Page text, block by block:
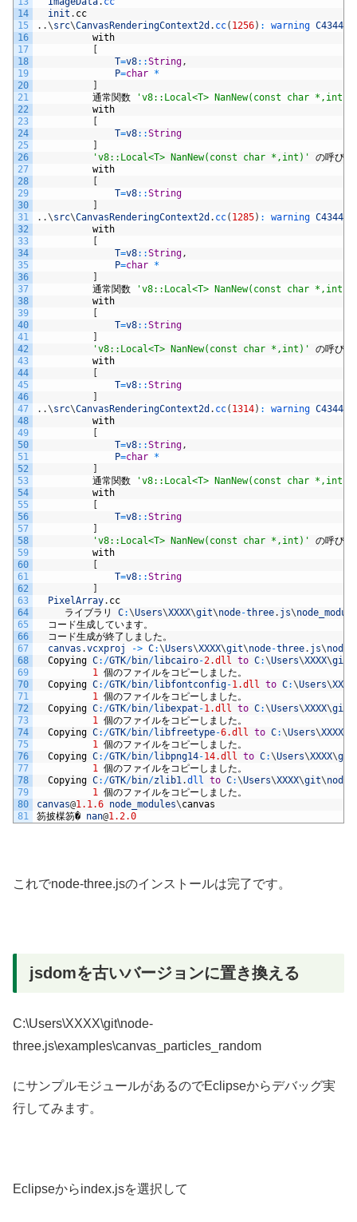
14
15
16
17
18
19
20
21
22
23
24
25
26
27
28
29
30
31
32
33
34
35
36
37
38
39
40
41
42
43
44
45
46
47
48
49
50
51
52
53
54
55
56
57
58
59
60
61
62
63
64
65
66
67
68
69
70
71
72
73
74
75
76
77
78
79
80
81
init . cc
. .\src\CanvasRenderingContext2d . cc( 1256) : warning C4344
with
[
T=v8::String ,
P=char *
]
通常関数
'v8::Local<T> NanNew(const char *,int)'
with
[
T=v8::String
]
'v8::Local<T> NanNew(const char *,int)'
の呼び出
with
[
T=v8::String
]
. .\src\CanvasRenderingContext2d . cc( 1285) : warning C4344
with
[
T=v8::String ,
P=char *
]
通常関数
'v8::Local<T> NanNew(const char *,int)'
with
[
T=v8::String
]
'v8::Local<T> NanNew(const char *,int)'
の呼び出
with
[
T=v8::String
]
. .\src\CanvasRenderingContext2d . cc( 1314) : warning C4344
with
[
T=v8::String ,
P=char *
]
通常関数
'v8::Local<T> NanNew(const char *,int)'
with
[
T=v8::String
]
'v8::Local<T> NanNew(const char *,int)'
の呼び出
with
[
T=v8::String
]
PixelArray. cc
ライブラリ
C:\Users\XXXX\git\node-three. js\
コード生成しています。
コード生成が終了しました。
canvas .vcxproj -> C:\Users\XXXX\git\node-three. js\
Copying C: /GTK/bin/libcairo-2.dll to C:\Users\XXXX\git
1
個のファイルをコピーしました。
Copying C: /GTK/bin/libfontconfig-1.dll to C:\Users\XXXX
1
個のファイルをコピーしました。
Copying C: /GTK/bin/libexpat -1.dll to C:\Users\XXXX\git
1
個のファイルをコピーしました。
Copying C: /GTK/bin/libfreetype-6.dll to C:\Users\XXXX
1
個のファイルをコピーしました。
Copying C: /GTK/bin/libpng14-14.dll to C:\Users\XXXX\git
1
個のファイルをコピーしました。
Copying C: /GTK/bin/zlib1 .dll to C:\Users\XXXX\git\node
1
個のファイルをコピーしました。
canvas@1.1.6 node_modules\canvas
笏披楳笏� nan@1.2.0
これでnode-three.jsのインストールは完了です。
jsdomを古いバージョンに置き換える
C:\Users\XXXX\git\node-
three.js\examples\canvas_particles_random
にサンプルモジュールがあるのでEclipseからデバッグ実
行してみます。
Eclipseからindex.jsを選択して